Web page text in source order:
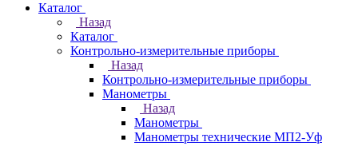
Каталог
Назад
Каталог
Контрольно-измерительные приборы
Назад
Контрольно-измерительные приборы
Манометры
Назад
Манометры
Манометры технические МП2-Уф